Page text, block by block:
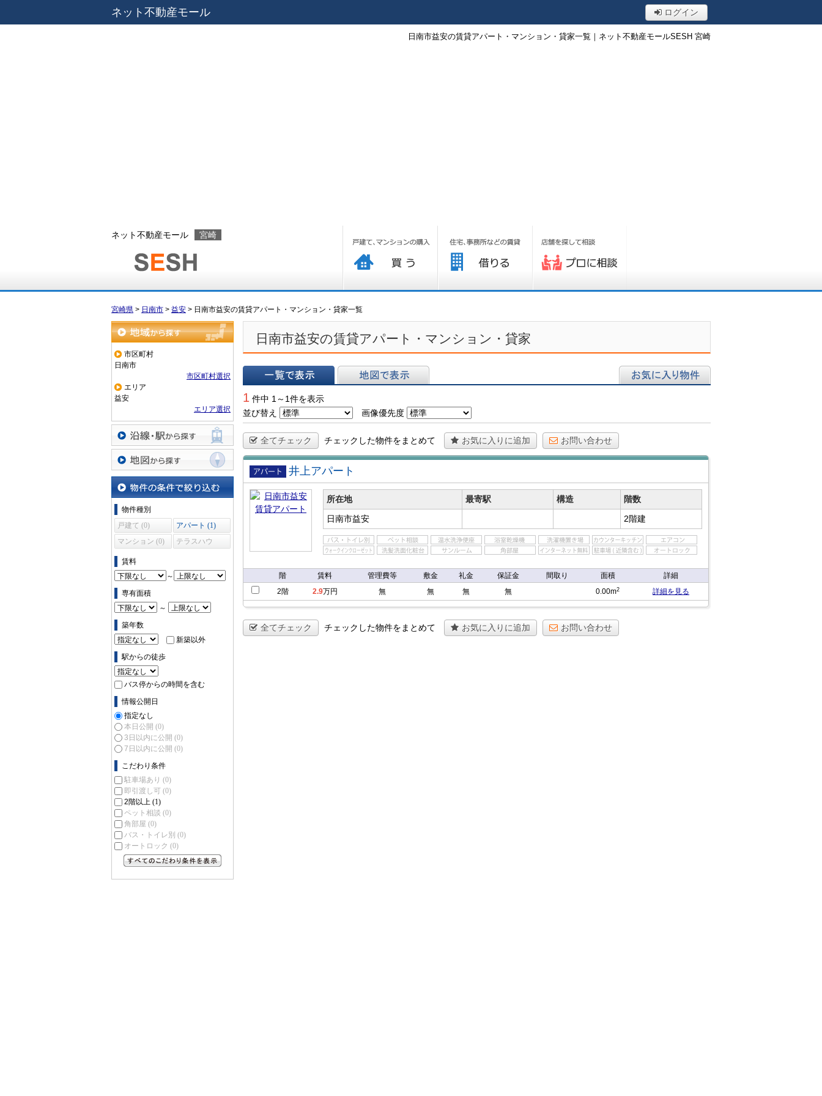
ネット不動産モール ログイン
日南市益安の賃貸アパート・マンション・貸家一覧｜ネット不動産モールSESH 宮崎
ネット不動産モール 宮崎
宮崎県 > 日南市 > 益安 > 日南市益安の賃貸アパート・マンション・貸家一覧
地域から探す
市区町村
日南市
市区町村選択
エリア
益安
エリア選択
沿線・駅から探す
地図から探す
物件の条件で絞り込む
物件種別
戸建て (0)
アパート (1)
マンション (0)
テラスハウ
賃料
～
専有面積
～
築年数
新築以外
駅からの徒歩
バス停からの時間を含む
情報公開日
指定なし
本日公開 (0)
3日以内に公開 (0)
7日以内に公開 (0)
こだわり条件
駐車場あり (0)
即引渡し可 (0)
2階以上 (1)
ペット相談 (0)
角部屋 (0)
バス・トイレ別 (0)
オートロック (0)
日南市益安の賃貸アパート・マンション・貸家
1 件中 1～1件を表示
並び替え
画像優先度
全てチェック チェックした物件をまとめて お気に入りに追加 お問い合わせ
賃貸アパ
ート
井上アパート
所在地 最寄駅 構造
階数
日南市益安
2階建
階 賃料 管理費等 敷金 礼金 保証金 間取り 面積
詳細
2階
2.9万円 無 無 無 無 0.00m2 詳細を見る
全てチェック チェックした物件をまとめて お気に入りに追加 お問い合わせ